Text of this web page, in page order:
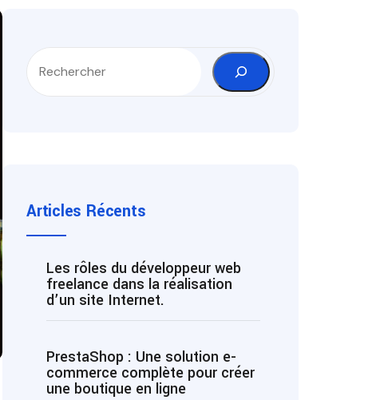
Articles Récents
Les rôles du développeur web
freelance dans la réalisation
d’un site Internet.
PrestaShop : Une solution e-
commerce complète pour créer
une boutique en ligne